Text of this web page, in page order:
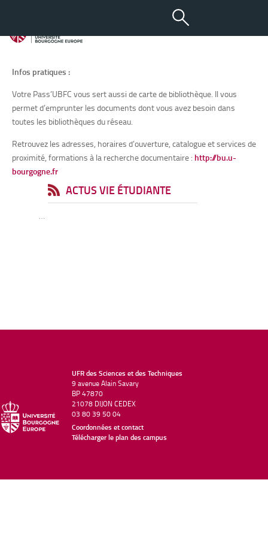
Bibliothèques
Infos pratiques :
Votre Pass’UBFC vous sert aussi de carte de bibliothèque. Il vous
permet d’emprunter les documents dont vous avez besoin dans
toutes les bibliothèques du réseau.
Retrouvez les adresses, horaires d’ouverture, catalogue et services de
proximité, formations à la recherche documentaire : http://bu.u-
bourgogne.fr
ACTUS VIE ÉTUDIANTE
…
UFR des Sciences et des Techniques
9 avenue Alain Savary
BP 47870
21078 DIJON CEDEX
03 80 39 50 04
Coordonnées et contact
Télécharger le plan des campus